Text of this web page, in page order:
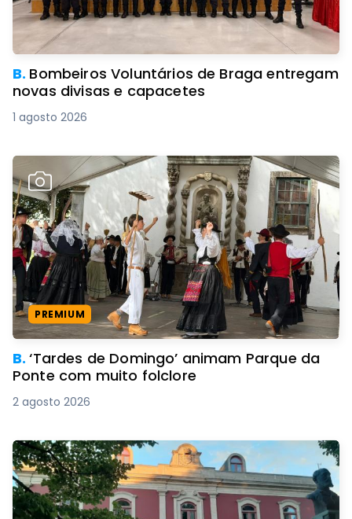
B. Bombeiros Voluntários de Braga entregam
novas divisas e capacetes
1 agosto 2026
PREMIUM
B.‘Tardes de Domingo’ animam Parque da
Ponte com muito folclore
2 agosto 2026